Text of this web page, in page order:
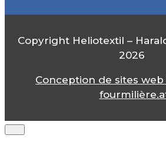
Copyright Heliotextil –
2026
Conception de sites